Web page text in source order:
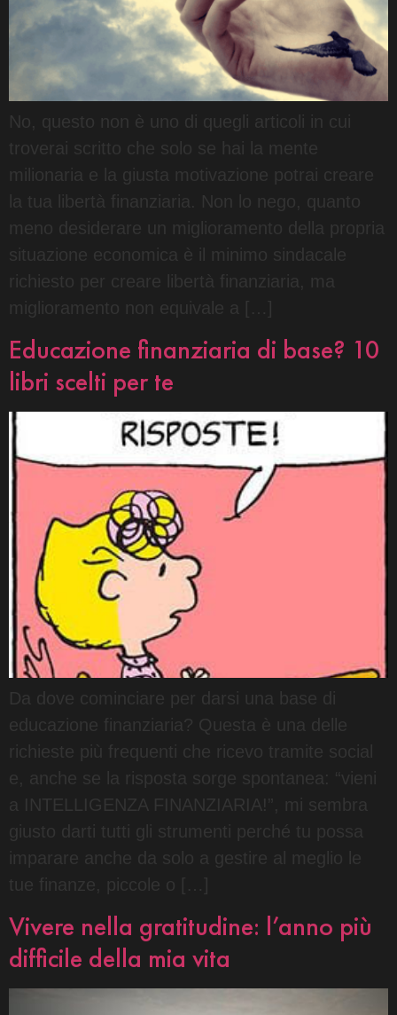
No, questo non è uno di quegli articoli in cui
troverai scritto che solo se hai la mente
milionaria e la giusta motivazione potrai creare
la tua libertà finanziaria. Non lo nego, quanto
meno desiderare un miglioramento della propria
situazione economica è il minimo sindacale
richiesto per creare libertà finanziaria, ma
miglioramento non equivale a […]
Educazione finanziaria di base? 10
libri scelti per te
Da dove cominciare per darsi una base di
educazione finanziaria? Questa è una delle
richieste più frequenti che ricevo tramite social
e, anche se la risposta sorge spontanea: “vieni
a INTELLIGENZA FINANZIARIA!”, mi sembra
giusto darti tutti gli strumenti perché tu possa
imparare anche da solo a gestire al meglio le
tue finanze, piccole o […]
Vivere nella gratitudine: l’anno più
difficile della mia vita